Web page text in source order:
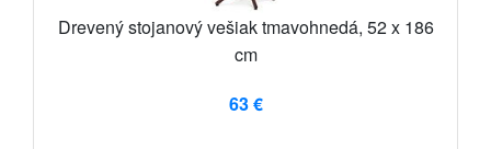
Drevený stojanový vešiak tmavohnedá, 52 x 186
cm
63 €